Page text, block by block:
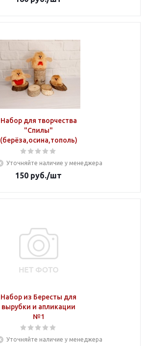
Набор для творчества
"Спилы"
(берёза,осина,тополь)
Уточняйте наличие у менеджера
150 руб./шт
Набор из Бересты для
вырубки и апликации
№1
Уточняйте наличие у менеджера